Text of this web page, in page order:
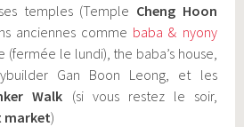
temples (Temple Cheng Hoon
anciennes comme baba & nyony
(fermée le lundi), the baba’s house,
Gan Boon Leong, et les
Walk (si vous restez le soir,
market)